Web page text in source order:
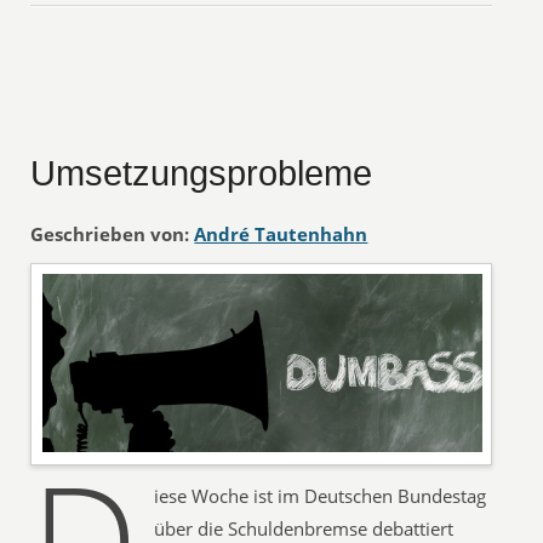
Umsetzungsprobleme
Geschrieben von: André Tautenhahn
iese Woche ist im Deutschen Bundestag
über die Schuldenbremse debattiert